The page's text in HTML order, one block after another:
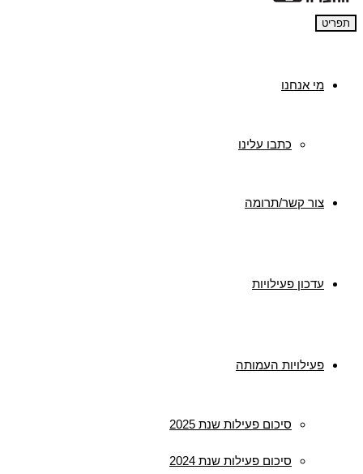
תפריט
מי אנחנו
כתבו עלינו
צור קשר/תרומה
עדכון פעילויות
פעילויות העמותה
סיכום פעילות שנת 2025
סיכום פעילות שנת 2024